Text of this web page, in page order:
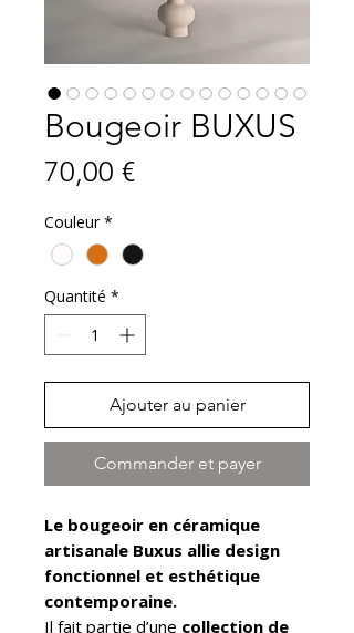
Bougeoir BUXUS
70,00 €Prix
Couleur *
Quantité *
Ajouter au panier
Commander et payer
Le bougeoir en céramique
artisanale Buxus allie design
fonctionnel et esthétique
contemporaine.
Il fait partie d’une collection de